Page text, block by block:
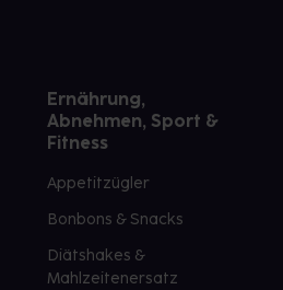
Ernährung,
Abnehmen, Sport &
Fitness
Appetitzügler
Bonbons & Snacks
Diätshakes &
Mahlzeitenersatz